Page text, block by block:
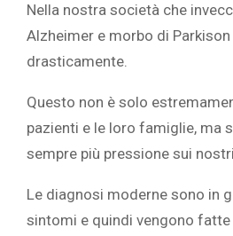
Nella nostra società che
Alzheimer e morbo di
drasticamente.
Questo non è solo
pazienti e le loro famiglie, ma
sempre più pressione sui
Le diagnosi moderne sono in
sintomi e quindi vengono